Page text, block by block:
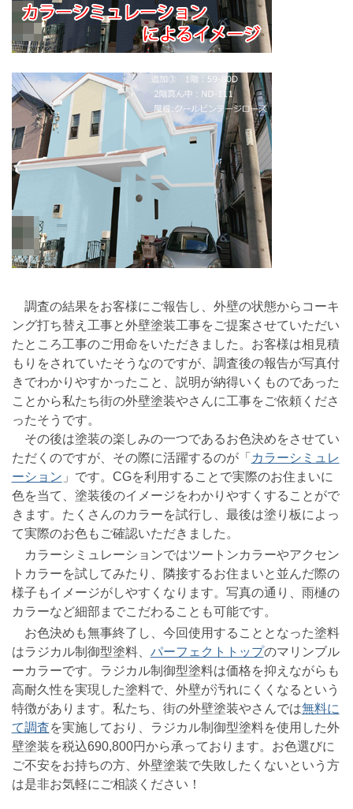
調査の結果をお客様にご報告し、外壁の状態からコーキ
ング打ち替え工事と外壁塗装工事をご提案させていただい
たところ工事のご用命をいただきました。お客様は相見積
もりをされていたそうなのですが、調査後の報告が写真付
きでわかりやすかったこと、説明が納得いくものであった
ことから私たち街の外壁塗装やさんに工事をご依頼くださ
ったそうです。
その後は塗装の楽しみの一つであるお色決めをさせてい
ただくのですが、その際に活躍するのが「 カラーシミュレ
ーション 」です。CGを利用することで実際のお住まいに
色を当て、塗装後のイメージをわかりやすくすることがで
きます。たくさんのカラーを試行し、最後は塗り板によっ
て実際のお色もご確認いただきました。
カラーシミュレーションではツートンカラーやアクセン
トカラーを試してみたり、隣接するお住まいと並んだ際の
様子もイメージがしやすくなります。写真の通り、雨樋の
カラーなど細部までこだわることも可能です。
お色決めも無事終了し、今回使用することとなった塗料
はラジカル制御型塗料、 パーフェクトトップのマリンブル
ーカラーです。ラジカル制御型塗料は価格を抑えながらも
高耐久性を実現した塗料で、外壁が汚れにくくなるという
特徴があります。私たち、街の外壁塗装やさんでは無料に
て調査を実施しており、ラジカル制御型塗料を使用した外
壁塗装を税込690,800円から承っております。お色選びに
ご不安をお持ちの方、外壁塗装で失敗したくないという方
は是非お気軽にご相談ください！